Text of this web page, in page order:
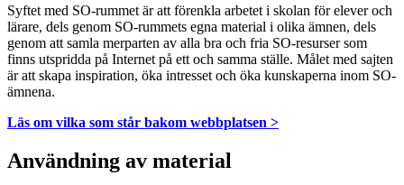
Syftet med SO-rummet är att förenkla arbetet i skolan för elever och
lärare, dels genom SO-rummets egna material i olika ämnen, dels
genom att samla merparten av alla bra och fria SO-resurser som
finns utspridda på Internet på ett och samma ställe. Målet med sajten
är att skapa inspiration, öka intresset och öka kunskaperna inom SO-
ämnena.
Läs om vilka som står bakom webbplatsen >
Användning av material